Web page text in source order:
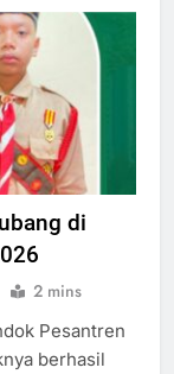
di
2 mins
Pesantren
berhasil